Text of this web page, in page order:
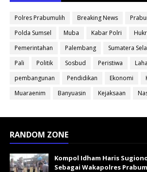
Polres Prabumulih Breaking News
Polda Sumsel
Muba Kabar Polri
Pemerintahan
Palembang Sumatera
Pali
Politik Sosbud Peristiwa
pembangunan
Pendidikan Ekonomi
Muaraenim
Banyuasin Kejaksaan
RANDOM ZONE
Kompol Idham Haris
Sebagai Wakapolres